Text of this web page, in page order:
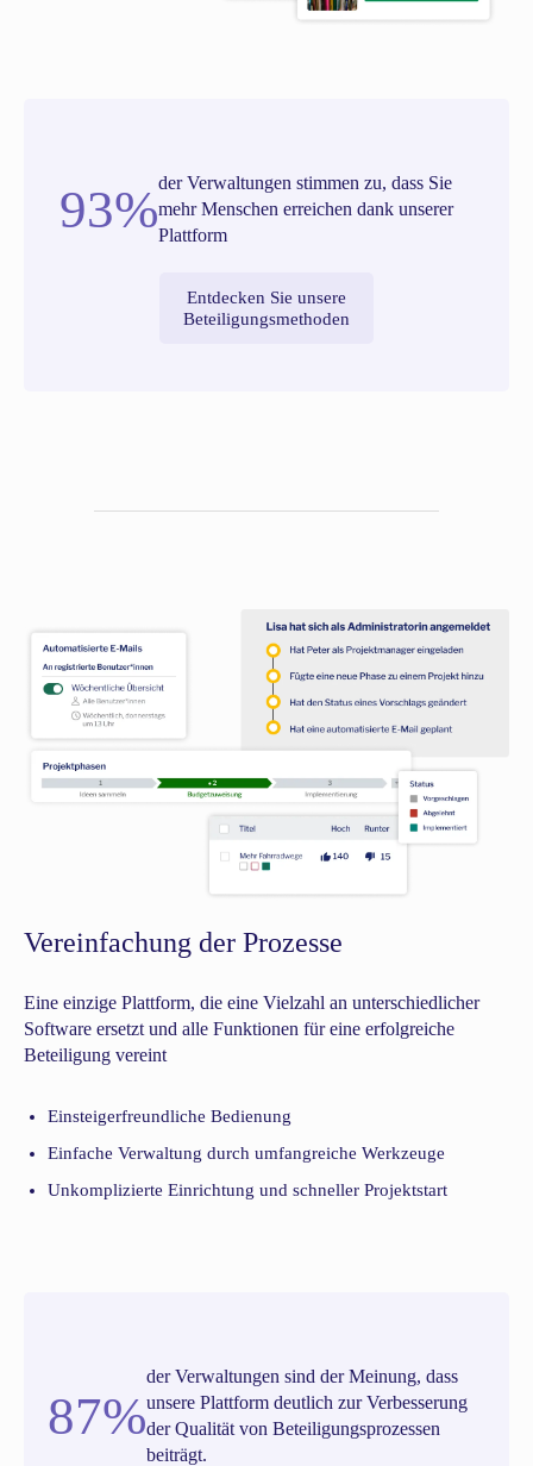
93%der Verwaltungen stimmen zu, dass Sie
mehr Menschen erreichen dank unserer
Plattform
Entdecken Sie unsere
Beteiligungsmethoden
Vereinfachung der Prozesse
Eine einzige Plattform, die eine Vielzahl an unterschiedlicher
Software ersetzt und alle Funktionen für eine erfolgreiche
Beteiligung vereint
Einsteigerfreundliche Bedienung
Einfache Verwaltung durch umfangreiche Werkzeuge
Unkomplizierte Einrichtung und schneller Projektstart
87%
der Verwaltungen sind der Meinung, dass
unsere Plattform deutlich zur Verbesserung
der Qualität von Beteiligungsprozessen
beiträgt.